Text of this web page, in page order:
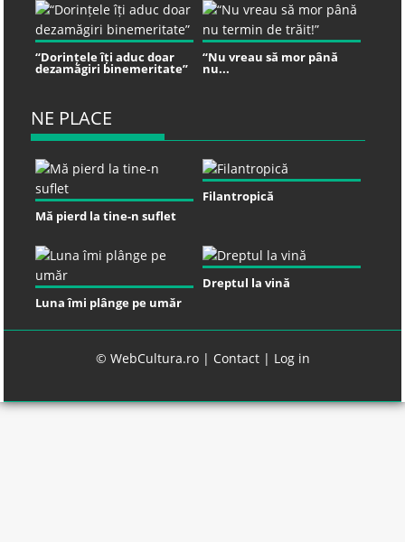
“Dorințele îți aduc doar
dezamăgiri binemeritate”
“Nu vreau să mor până
nu...
NE PLACE
Mă pierd la tine-n suflet
Filantropică
Luna îmi plânge pe umăr
Dreptul la vină
© WebCultura.ro | Contact| Log in